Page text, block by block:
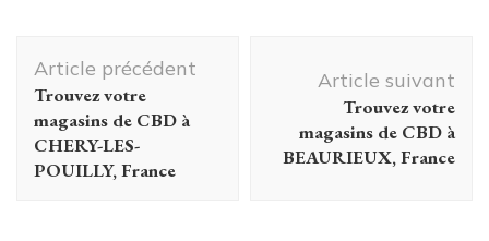
d'article
Article précédent
Trouvez votre
magasins de CBD à
CHERY-LES-
POUILLY, France
Article suivant
Trouvez votre
magasins de CBD à
BEAURIEUX, France